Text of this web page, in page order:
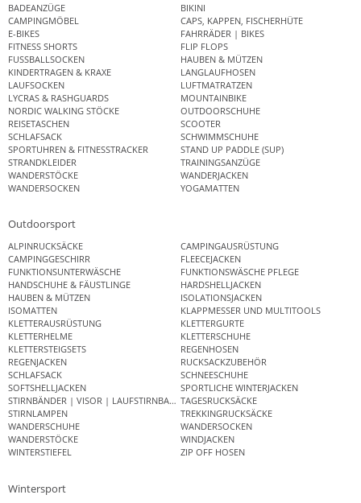
BADEANZÜGE
BIKINI
CAMPINGMÖBEL
CAPS, KAPPEN, FISCHERHÜTE
E-BIKES
FAHRRÄDER | BIKES
FITNESS SHORTS
FLIP FLOPS
FUSSBALLSOCKEN
HAUBEN & MÜTZEN
KINDERTRAGEN & KRAXE
LANGLAUFHOSEN
LAUFSOCKEN
LUFTMATRATZEN
LYCRAS & RASHGUARDS
MOUNTAINBIKE
NORDIC WALKING STÖCKE
OUTDOORSCHUHE
REISETASCHEN
SCOOTER
SCHLAFSACK
SCHWIMMSCHUHE
SPORTUHREN & FITNESSTRACKER
STAND UP PADDLE (SUP)
STRANDKLEIDER
TRAININGSANZÜGE
WANDERSTÖCKE
WANDERJACKEN
WANDERSOCKEN
YOGAMATTEN
Outdoorsport
ALPINRUCKSÄCKE
CAMPINGAUSRÜSTUNG
CAMPINGGESCHIRR
FLEECEJACKEN
FUNKTIONSUNTERWÄSCHE
FUNKTIONSWÄSCHE PFLEGE
HANDSCHUHE & FÄUSTLINGE
HARDSHELLJACKEN
HAUBEN & MÜTZEN
ISOLATIONSJACKEN
ISOMATTEN
KLAPPMESSER UND MULTITOOLS
KLETTERAUSRÜSTUNG
KLETTERGURTE
KLETTERHELME
KLETTERSCHUHE
KLETTERSTEIGSETS
REGENHOSEN
REGENJACKEN
RUCKSACKZUBEHÖR
SCHLAFSACK
SCHNEESCHUHE
SOFTSHELLJACKEN
SPORTLICHE WINTERJACKEN
STIRNBÄNDER | VISOR | LAUFSTIRNBANDTAGESRUCKSÄCKE
STIRNLAMPEN
TREKKINGRUCKSÄCKE
WANDERSCHUHE
WANDERSOCKEN
WANDERSTÖCKE
WINDJACKEN
WINTERSTIEFEL
ZIP OFF HOSEN
Wintersport